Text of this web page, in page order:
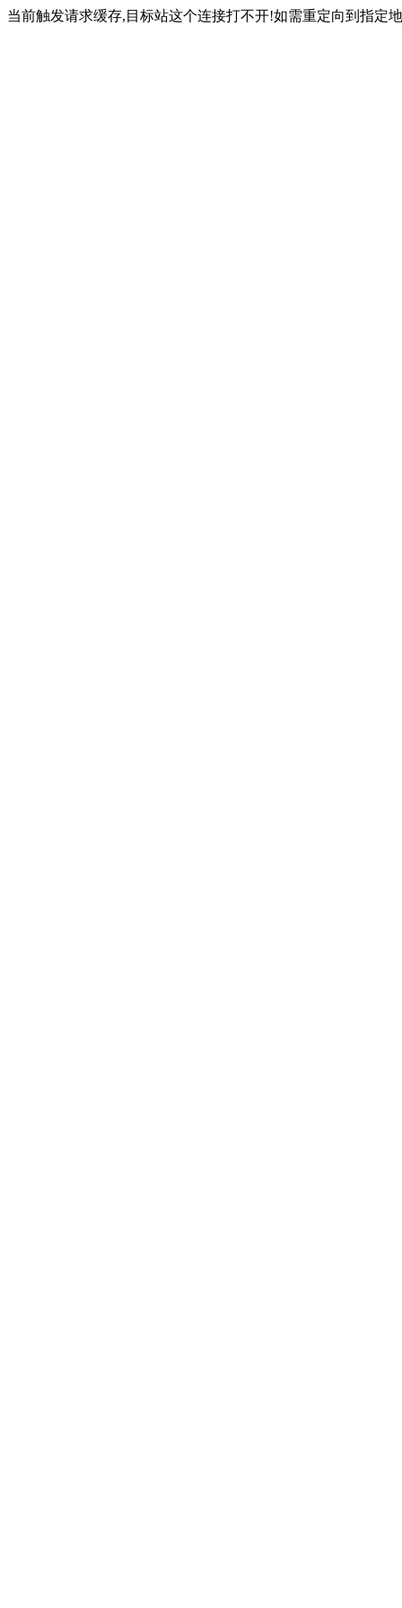
当前触发请求缓存,目标站这个连接打不开!如需重定向到指定